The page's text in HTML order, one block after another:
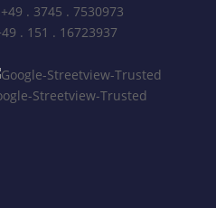
. 3745 . 7530973
. 151 . 16723937
Streetview-Trusted